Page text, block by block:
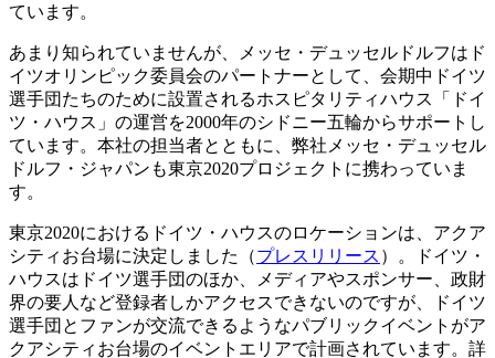
ています。
あまり知られていませんが、メッセ・デュッセルドルフはド
イツオリンピック委員会のパートナーとして、会期中ドイツ
選手団たちのために設置されるホスピタリティハウス「ドイ
ツ・ハウス」の運営を2000年のシドニー五輪からサポートし
ています。本社の担当者とともに、弊社メッセ・デュッセル
ドルフ・ジャパンも東京2020プロジェクトに携わっていま
す。
東京2020におけるドイツ・ハウスのロケーションは、アクア
シティお台場に決定しました（プレスリリース ）。ドイツ・
ハウスはドイツ選手団のほか、メディアやスポンサー、政財
界の要人など登録者しかアクセスできないのですが、ドイツ
選手団とファンが交流できるようなパブリックイベントがア
クアシティお台場のイベントエリアで計画されています。詳